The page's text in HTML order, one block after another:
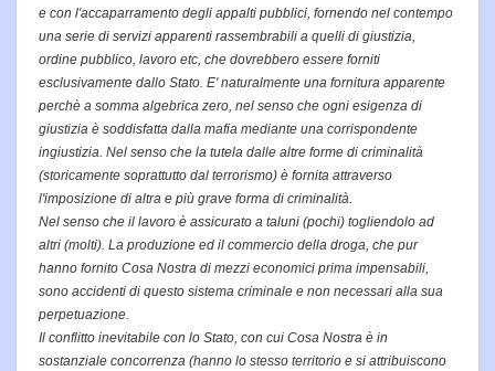
e con l'accaparramento degli appalti pubblici, fornendo nel contempo
una serie di servizi apparenti rassembrabili a quelli di giustizia,
ordine pubblico, lavoro etc, che dovrebbero essere forniti
esclusivamente dallo Stato. E' naturalmente una fornitura apparente
perchè a somma algebrica zero, nel senso che ogni esigenza di
giustizia è soddisfatta dalla mafia mediante una corrispondente
ingiustizia. Nel senso che la tutela dalle altre forme di criminalità
(storicamente soprattutto dal terrorismo) è fornita attraverso
l'imposizione di altra e più grave forma di criminalità.
Nel senso che il lavoro è assicurato a taluni (pochi) togliendolo ad
altri (molti). La produzione ed il commercio della droga, che pur
hanno fornito Cosa Nostra di mezzi economici prima impensabili,
sono accidenti di questo sistema criminale e non necessari alla sua
perpetuazione.
Il conflitto inevitabile con lo Stato, con cui Cosa Nostra è in
sostanziale concorrenza (hanno lo stesso territorio e si attribuiscono